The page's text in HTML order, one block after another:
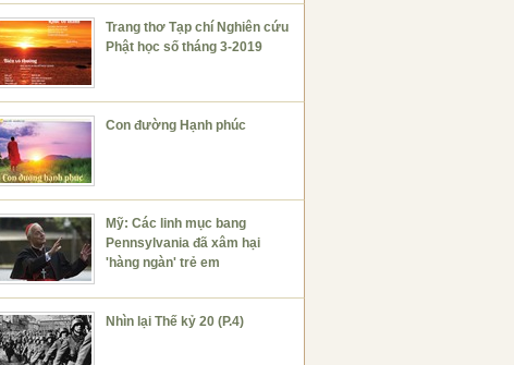
Trang thơ Tạp chí Nghiên cứu
Phật học số tháng 3-2019
Con đường Hạnh phúc
Mỹ: Các linh mục bang
Pennsylvania đã xâm hại
'hàng ngàn' trẻ em
Nhìn lại Thế kỷ 20 (P.4)